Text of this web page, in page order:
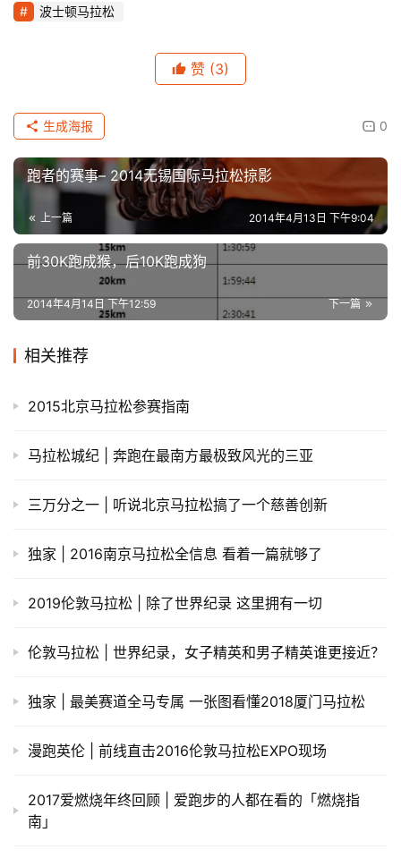
波士顿马拉松
赞 (3)
0
生成海报
跑者的赛事– 2014无锡国际马拉松掠影
上一篇 2014年4月13日 下午9:04
前30K跑成猴，后10K跑成狗
下一篇
2014年4月14日 下午12:59
相关推荐
2015北京马拉松参赛指南
马拉松城纪 | 奔跑在最南方最极致风光的三亚
三万分之一 | 听说北京马拉松搞了一个慈善创新
独家 | 2016南京马拉松全信息 看着一篇就够了
2019伦敦马拉松 | 除了世界纪录 这里拥有一切
伦敦马拉松 | 世界纪录，女子精英和男子精英谁更接近？
独家 | 最美赛道全马专属 一张图看懂2018厦门马拉松
漫跑英伦 | 前线直击2016伦敦马拉松EXPO现场
2017爱燃烧年终回顾 | 爱跑步的人都在看的「燃烧指
南」